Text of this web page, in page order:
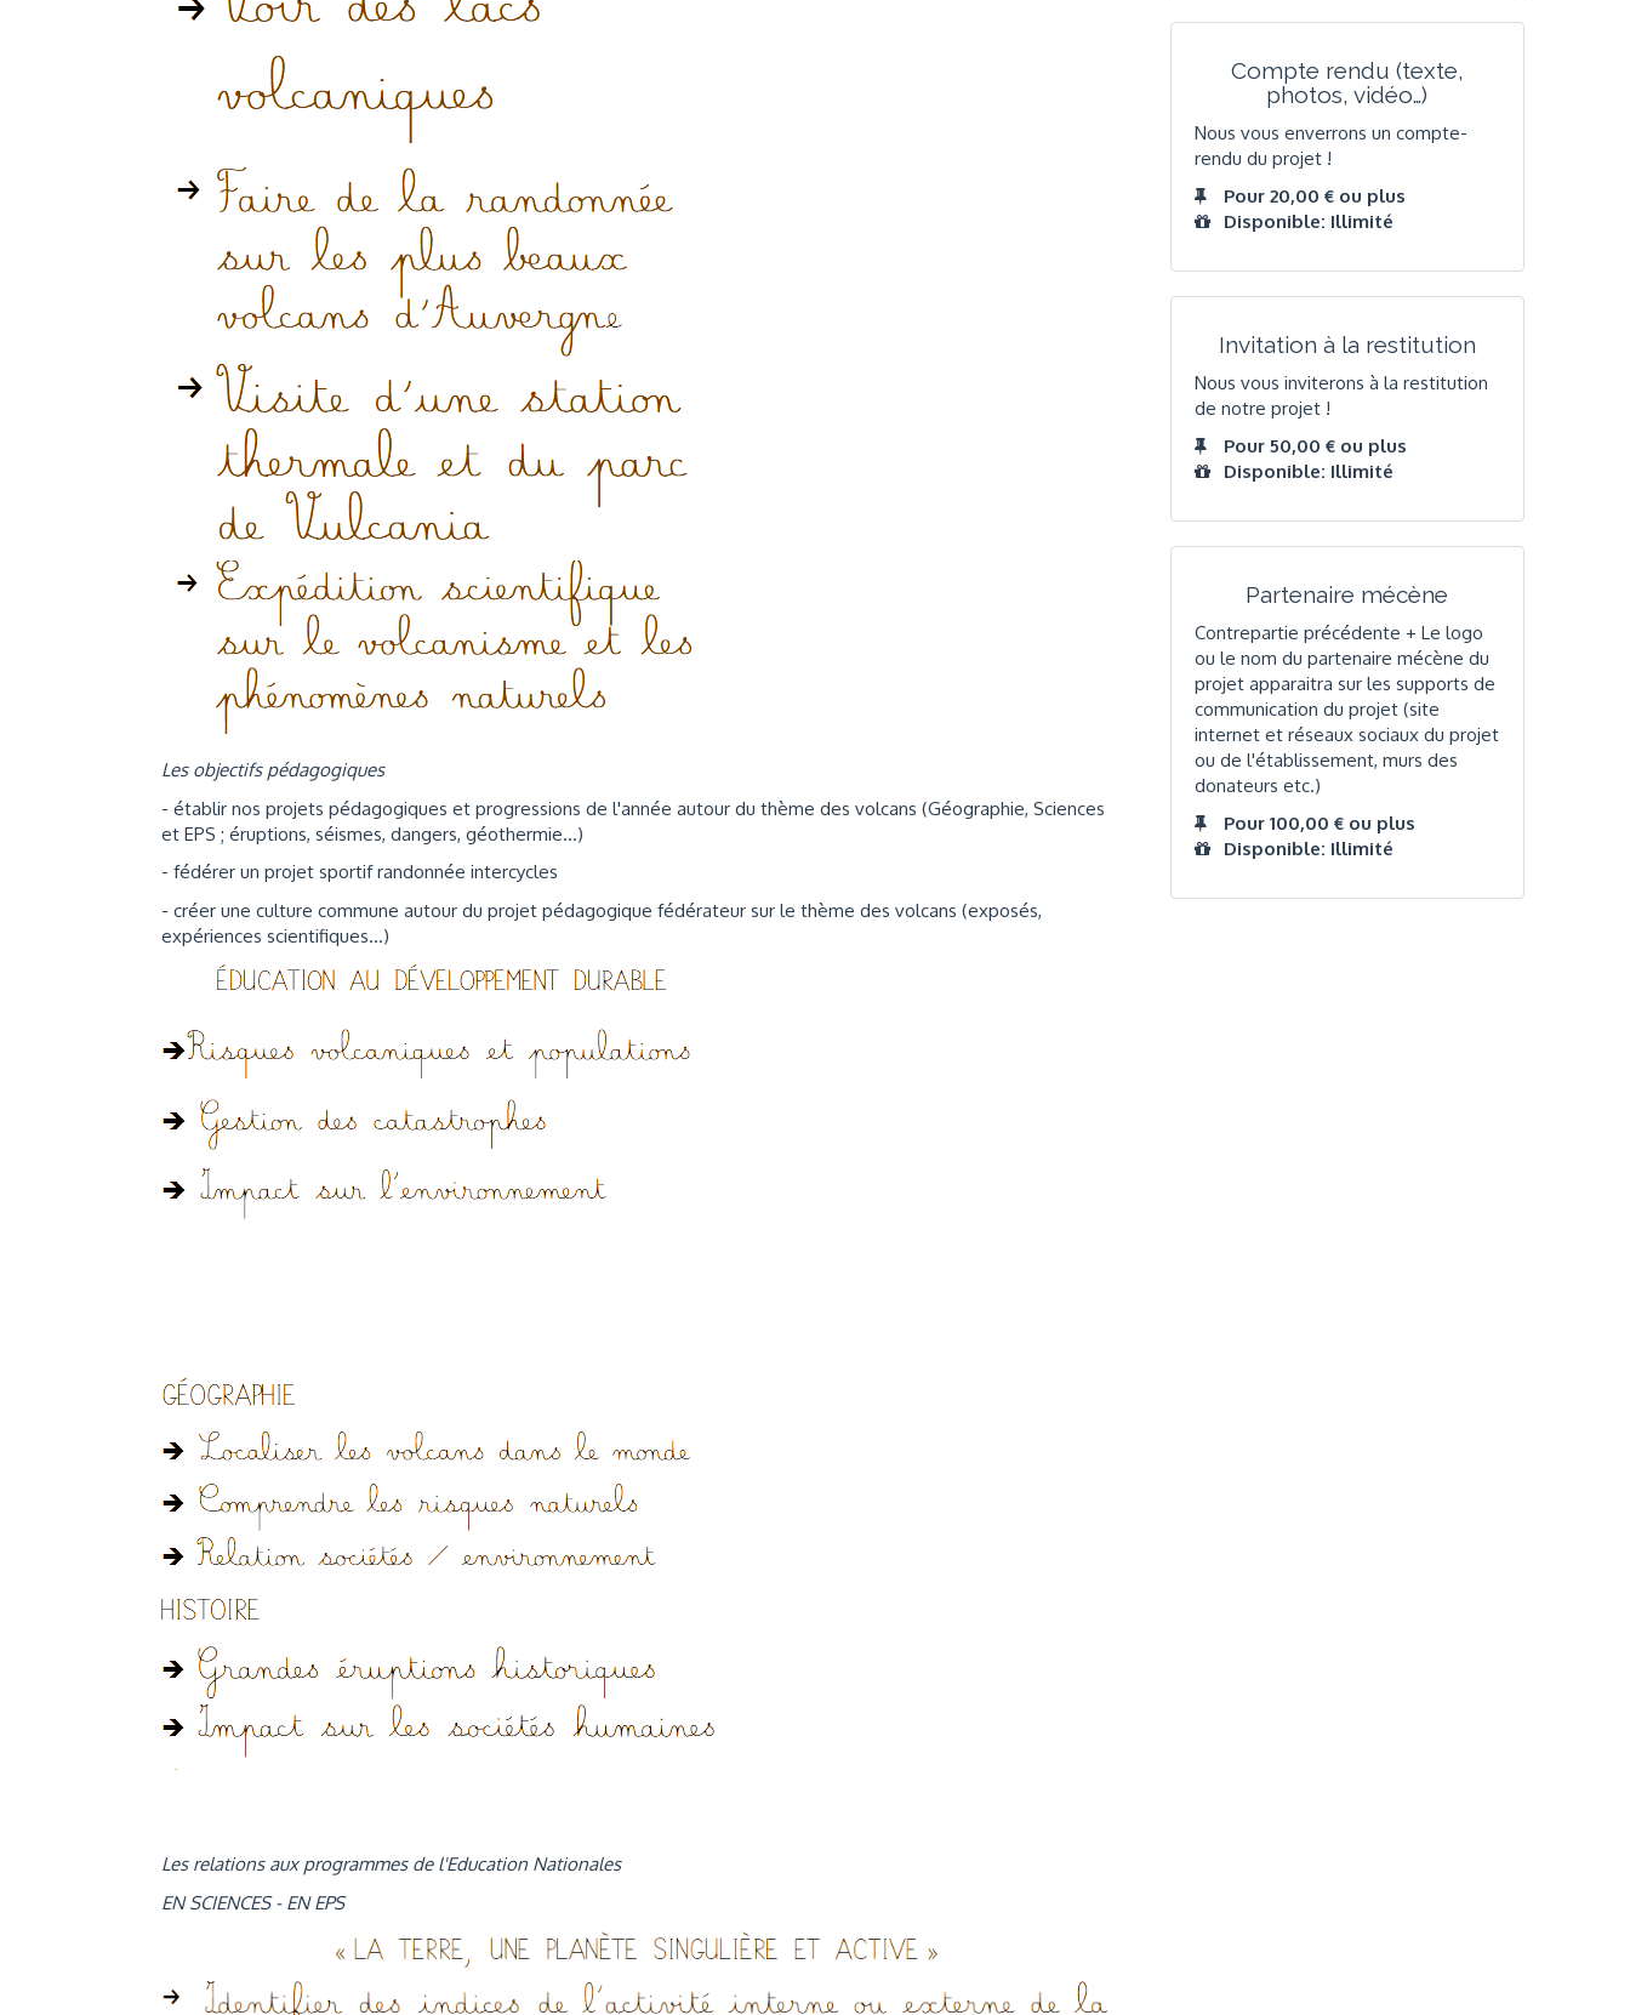
Les objectifs pédagogiques
- établir nos projets pédagogiques et progressions de l'année autour du thème des volcans (Géographie, Sciences
et EPS ; éruptions, séismes, dangers, géothermie...)
- fédérer un projet sportif randonnée intercycles
- créer une culture commune autour du projet pédagogique fédérateur sur le thème des volcans (exposés,
expériences scientifiques...)
Les relations aux programmes de l'Education Nationales
EN SCIENCES - EN EPS
Compte rendu (texte,
photos, vidéo…)
Nous vous enverrons un compte-
rendu du projet !
Pour 20,00 € ou plus
Disponible: Illimité
Invitation à la restitution
Nous vous inviterons à la restitution
de notre projet !
Pour 50,00 € ou plus
Disponible: Illimité
Partenaire mécène
Contrepartie précédente + Le logo
ou le nom du partenaire mécène du
projet apparaitra sur les supports de
communication du projet (site
internet et réseaux sociaux du projet
ou de l'établissement, murs des
donateurs etc.)
Pour 100,00 € ou plus
Disponible: Illimité